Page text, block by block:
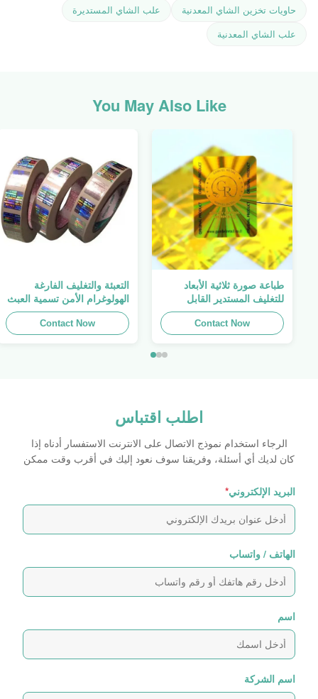
حاويات تخزين الشاي المعدنية
علب الشاي المستديرة
علب الشاي المعدنية
You May Also Like
طباعة صورة ثلاثية الأبعاد
للتغليف المستدير القابل
للطباعة ، الملصق الأصلي ،
صفائح لاصقة ذاتية اللصق
Contact Now
التعبئة والتغليف الفارغة
الهولوغرام الأمن تسمية العبث
واضح ملصق الهولوغرام شعار
الليزر
Contact Now
اطلب اقتباس
الرجاء استخدام نموذج الاتصال على الانترنت الاستفسار أدناه إذا
كان لديك أي أسئلة، وفريقنا سوف نعود إليك في أقرب وقت ممكن
البريد الإلكتروني*
الهاتف / واتساب
اسم
اسم الشركة